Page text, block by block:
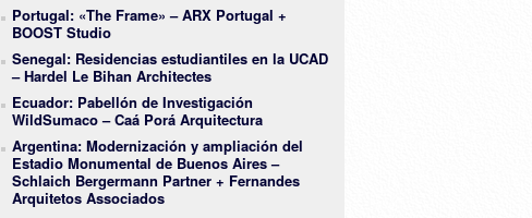
Portugal: «The Frame» – ARX Portugal +
BOOST Studio
Senegal: Residencias estudiantiles en la UCAD
– Hardel Le Bihan Architectes
Ecuador: Pabellón de Investigación
WildSumaco – Caá Porá Arquitectura
Argentina: Modernización y ampliación del
Estadio Monumental de Buenos Aires –
Schlaich Bergermann Partner + Fernandes
Arquitetos Associados